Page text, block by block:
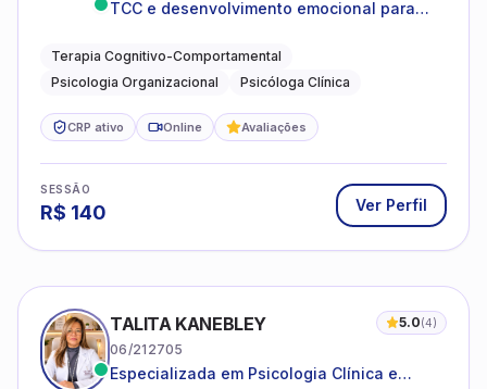
TCC e desenvolvimento emocional para
Terapia Cognitivo-Comportamental
Psicologia Organizacional
Psicóloga Clínica
CRP ativo Online Avaliações
SESSÃO
R$ 140 Ver Perfil
TALITA KANEBLEY 5.0(4)
06/212705
Especializada em Psicologia Clínica e